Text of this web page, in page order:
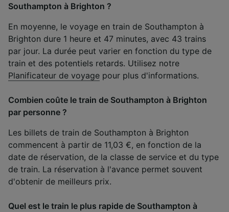
Southampton à Brighton ?
En moyenne, le voyage en train de Southampton à
Brighton dure 1 heure et 47 minutes, avec 43 trains
par jour. La durée peut varier en fonction du type de
train et des potentiels retards. Utilisez notre
Planificateur de voyage pour plus d'informations.
Combien coûte le train de Southampton à Brighton
par personne ?
Les billets de train de Southampton à Brighton
commencent à partir de 11,03 €, en fonction de la
date de réservation, de la classe de service et du type
de train. La réservation à l'avance permet souvent
d'obtenir de meilleurs prix.
Quel est le train le plus rapide de Southampton à